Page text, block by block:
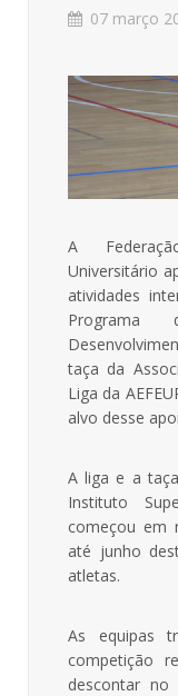
07 março
A
Universitário
atividades
taça da
Liga da
alvo desse
A liga e a
Instituto
começou em
até junho
atletas.
As equipas
competição
descontar no